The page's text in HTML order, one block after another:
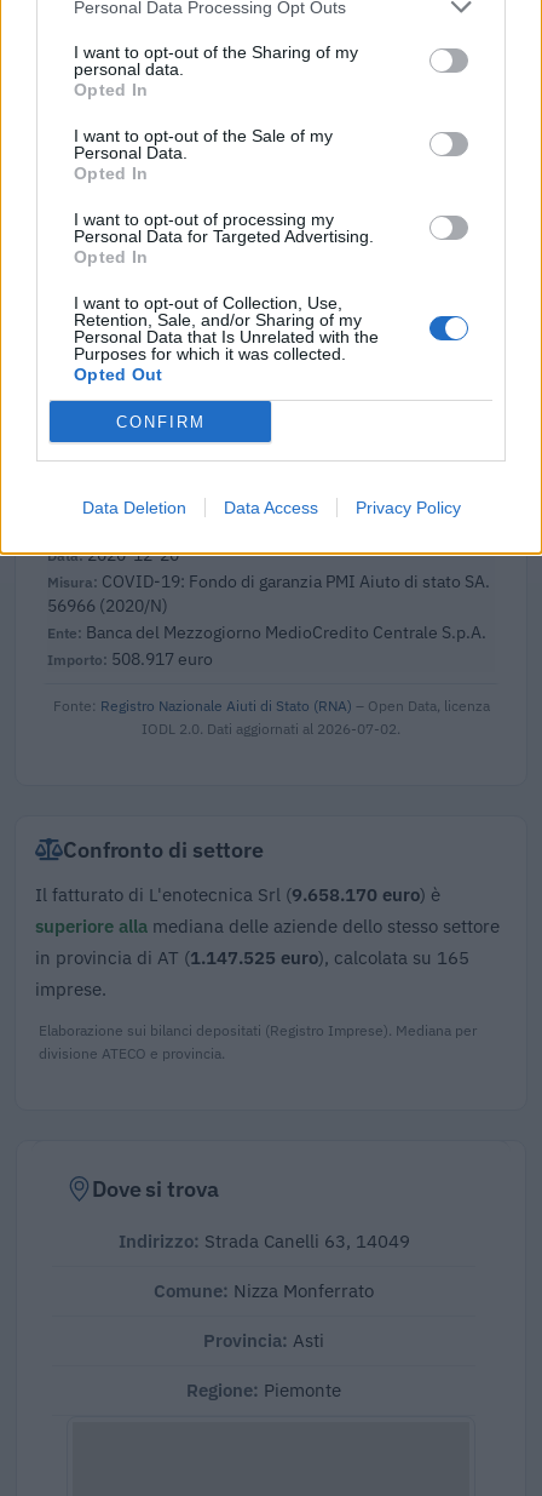
Personal Data Processing Opt Outs
I want to opt-out of the Sharing of my
personal data.
Opted In
I want to opt-out of the Sale of my
Personal Data.
Opted In
I want to opt-out of processing my
Personal Data for Targeted Advertising.
Opted In
I want to opt-out of Collection, Use,
Retention, Sale, and/or Sharing of my
Personal Data that Is Unrelated with the
Purposes for which it was collected.
Opted Out
CONFIRM
Data Deletion Data Access Privacy Policy
GARANZIA DEL FONDO A VALERE SULLA SEZIONE
SPECIALE DI CUI ALL’ARTICOLO 56 DEL DECRETO-LEGGE
Banca del Mezzogiorno MedioCredito Centrale S.p.A.
25.000 euro
2021-12-27
GARANZIA DEL FONDO A VALERE SULLA SEZIONE
SPECIALE DI CUI ALL’ARTICOLO 56 DEL DECRETO-LEGGE
DEL 17 MARZO 2020 N. 18
Banca del Mezzogiorno MedioCredito Centrale S.p.A.
n.d.
2021-06-20
COVID-19: Fondo di garanzia PMI Aiuto di stato
SA.59655 - Proroga SA.56966
351.573 euro
2020-12-20
COVID-19: Fondo di garanzia PMI Aiuto di stato SA.
56966 (2020/N)
Banca del Mezzogiorno MedioCredito Centrale S.p.A.
508.917 euro
Fonte: Registro Nazionale Aiuti di Stato (RNA) – Open Data, licenza
IODL 2.0. Dati aggiornati al 2026-07-02.
Confronto di settore
Il fatturato di L'enotecnica Srl (9.658.170 euro) è
superiore alla mediana delle aziende dello stesso settore
in provincia di AT (1.147.525 euro), calcolata su 165
imprese.
Elaborazione sui bilanci depositati (Registro Imprese). Mediana per
divisione ATECO e provincia.
Dove si trova
Indirizzo: Strada Canelli 63, 14049
Comune: Nizza Monferrato
Provincia: Asti
Regione: Piemonte